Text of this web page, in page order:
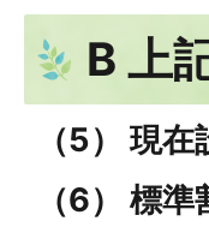
B 上
（5） 現
（6） 標